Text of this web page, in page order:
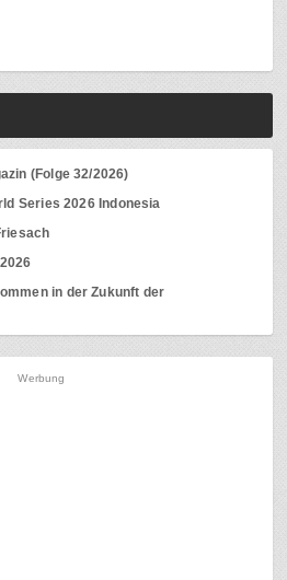
(Folge 32/2026)
Series 2026 Indonesia
in der Zukunft der
Werbung